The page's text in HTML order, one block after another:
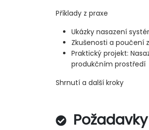
Příklady z praxe
Ukázky nasazení
Zkušenosti a poučení
Praktický projekt:
produkčním prostředí
Shrnutí a další kroky
Požadavky